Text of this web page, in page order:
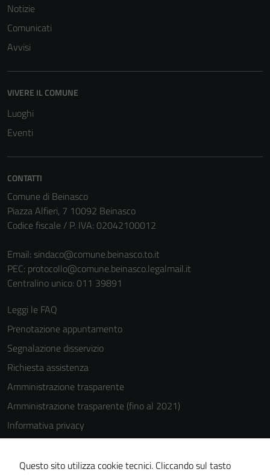
Notizie
Comunicati
Avvisi
VIVERE IL COMUNE
Luoghi
Eventi
CONTATTI
Comune di Beinasco
Piazza Alfieri, 7 10092 Beinasco
Codice fiscale / P. IVA: 02042100012
Email: sindaco@comune.beinasco.to.it
PEC: protocollo@comune.beinasco.legalmail.it
Centralino unico: 011 39891
Leggi le FAQ
Prenotazione appuntamento
Segnalazione disservizio
Richiesta assistenza
Amministrazione trasparente
Amministrazione trasparente (fino al 2021)
Informativa privacy
Note legali
Questo sito utilizza cookie tecnici. Cliccando sul tasto
per il